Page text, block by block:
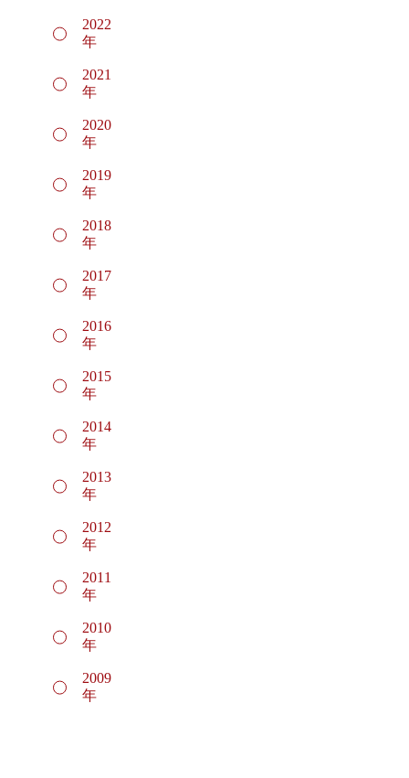
2022
年
2021
年
2020
年
2019
年
2018
年
2017
年
2016
年
2015
年
2014
年
2013
年
2012
年
2011
年
2010
年
2009
年